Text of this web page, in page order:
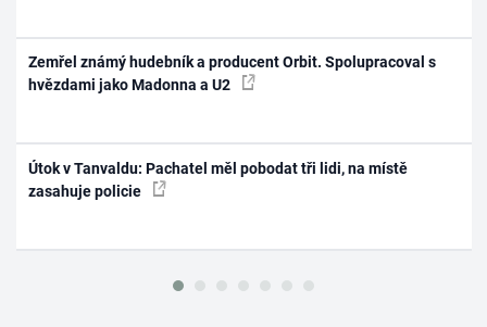
Zemřel známý hudebník a producent Orbit. Spolupracoval s
hvězdami jako Madonna a U2
Útok v Tanvaldu: Pachatel měl pobodat tři lidi, na místě
zasahuje policie